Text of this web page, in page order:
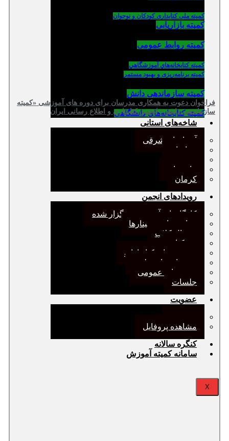
کمیته ملی کتابداری کودکان و نوجوان
کمیته بازاریابی
کمیته روابط عمومی
كميته كتابخانه‌هاي آموزشگاهي
کمیته برنامه‌ریزی و بهبود مستمر
کمیته سازماندهی دانش
کمیته کتابخانه‌های دانشگاهی
شاخه‌های استانی
آذربایجان شرقی
خراسان
مازندران
کرمان
رویدادهای انجمن
کارگاههای آموزشی برگزار شده
همایش‌ها و سمینارها
ژورنال کلاب
نقد کتاب
دورهمی‌های کتابدارانه
سخنرانی‌های علمی
مجمع‌های عمومی
جلسات
عضویت
مشاهده پروفایل
کنگره سالانه
سامانه کمیته آموزش
X
فراخوان دعوت به همکاری مدرسان برای دوره های آموزشی «کمیته
سازماندهی دانش» انجمن کتابداری و اطلاع رسانی ایران